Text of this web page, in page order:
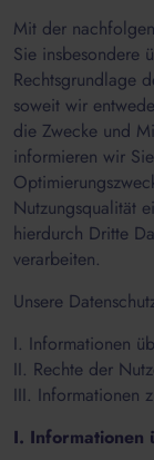
Mit der
Sie insbesondere
Rechtsgrundlage
soweit wir
die Zwecke und
informieren wir
Nutzungsqualität
hierdurch Dritte
verarbeiten.
Unsere
I. Informationen
II. Rechte der
III. Informationen
I. Informationen